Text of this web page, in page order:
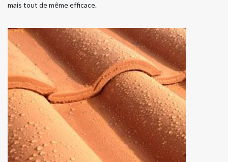
mais tout de même efficace.